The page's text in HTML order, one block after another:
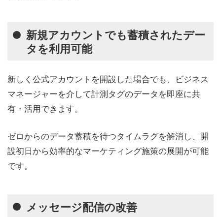
新規アカウントでも蓄積されたデー
タを利用可能
新しく公式アカウントを開設した場合でも、ビジネス
マネージャーを介して計測タグのデータを即座に共
有・活用できます。
ゼロからのデータ蓄積を待つタイムラグを解消し、開
設初日から効率的なマーケティング施策の展開が可能
です。
メッセージ配信の改善